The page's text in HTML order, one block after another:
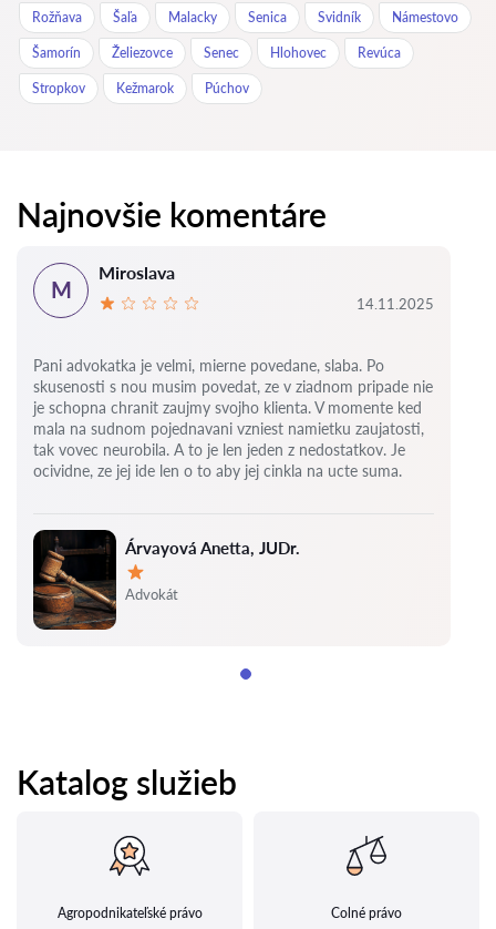
Rožňava Šaľa Malacky Senica Svidník Námestovo
Šamorín Želiezovce Senec Hlohovec Revúca
Stropkov Kežmarok Púchov
Najnovšie komentáre
Árvayová Anetta, JUDr.
Hodnotenie:
Advokát
M
Miroslava
14.11.2025
Pani advokatka je velmi, mierne povedane, slaba. Po
skusenosti s nou musim povedat, ze v ziadnom pripade nie
je schopna chranit zaujmy svojho klienta. V momente ked
mala na sudnom pojednavani vzniest namietku zaujatosti,
tak vovec neurobila. A to je len jeden z nedostatkov. Je
ocividne, ze jej ide len o to aby jej cinkla na ucte suma.
Katalog služieb
Agropodnikateľské právo Colné právo